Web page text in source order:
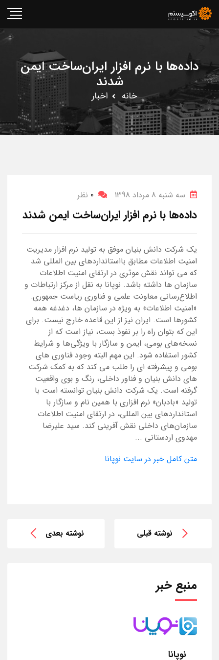
داده‌ها با نرم افزار ایران‌ساخت ایمن
شدند
خانه اخبار
سه شنبه 8 مرداد 1398 0 نظر
داده‌ها با نرم افزار ایران‌ساخت ایمن شدند
یک شرکت دانش بنیان موفق به تولید نرم افزار مدیریت
امنیت اطلاعات مطابق بااستانداردهای بین المللی شد
که می تواند نقش موثری در ارتقای امنیت اطلاعات
سازمان ها داشته باشد. نوپانا به نقل از مرکز ارتباطات و
اطلاع‌رسانی معاونت علمی و فناوری ریاست جمهوری:
«امنیت اطلاعات» به ویژه در سازمان ها، دغدغه همه
کشورها است. ایران نیز از این قاعده خارج نیست. برای
این که بتوان راه را بر نفوذ بست، نیاز است که از
نسخه‌های بومی، ایمن و سازگار با ویژگی‌ها و شرایط
کشور استفاده شود. این مهم البته وجود فناوری های
بومی و پیشرفته ای را طلب می کند که به کمک شرکت
های دانش بنیان و فناور داخلی، رنگ و بوی واقعیت
گرفته است. یک شرکت دانش بنیان توانسته است با
تولید «بادبان» نرم افزاری با همین نام و سازگار با
استانداردهای بین المللی، در ارتقای امنیت اطلاعات
سازمان‌های داخلی نقش آفرینی کند. سید علیرضا
مهدوی اردستانی ...
متن کامل خبر در سایت نوپانا
نوشته قبلی نوشته بعدی
منبع خبر
نوپانا